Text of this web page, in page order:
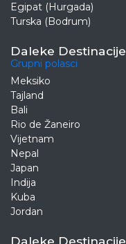
Egipat (Hurgada)
Turska (Bodrum)
Daleke Destinacije
Grupni polasci
Meksiko
Tajland
Bali
Rio de Žaneiro
Vijetnam
Nepal
Japan
Indija
Kuba
Jordan